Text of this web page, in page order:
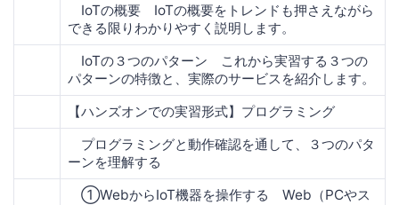
IoTの概要 IoTの概要をトレンドも押さえながら
できる限りわかりやすく説明します。
IoTの３つのパターン これから実習する３つの
パターンの特徴と、実際のサービスを紹介します。
【ハンズオンでの実習形式】プログラミング
プログラミングと動作確認を通して、３つのパタ
ーンを理解する
①WebからIoT機器を操作する Web（PCやス